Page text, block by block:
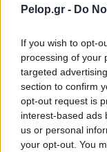
Pelop.gr - Do
If you wish to opt-
processing of your
targeted
section to confirm
opt-out request is
interest-based ads
us or personal
your opt-out. You
ΚΟΣΜΟΣ
Στο Τελ Αβίβ